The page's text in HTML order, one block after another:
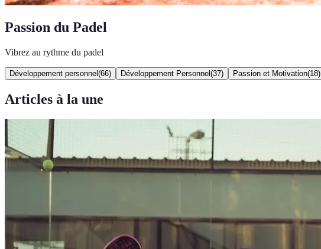
Passion du Padel
Vibrez au rythme du padel
Développement personnel (66) Développement Personnel (37) Passion et Motivation(18)
Articles à la une